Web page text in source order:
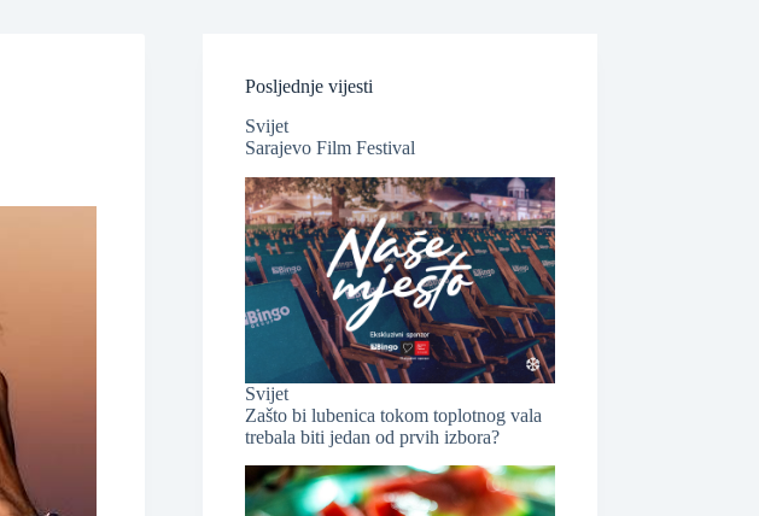
Posljednje vijesti
Svijet
Sarajevo Film Festival
Svijet
Zašto bi lubenica tokom toplotnog vala
trebala biti jedan od prvih izbora?
❆